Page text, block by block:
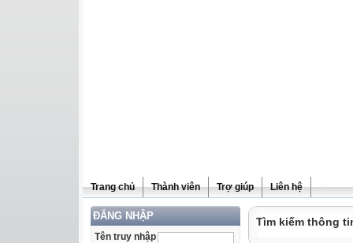
Trang chủ Thành viên Trợ giúp Liên hệ
ĐĂNG NHẬP
Tên truy nhập
Tìm kiếm thông